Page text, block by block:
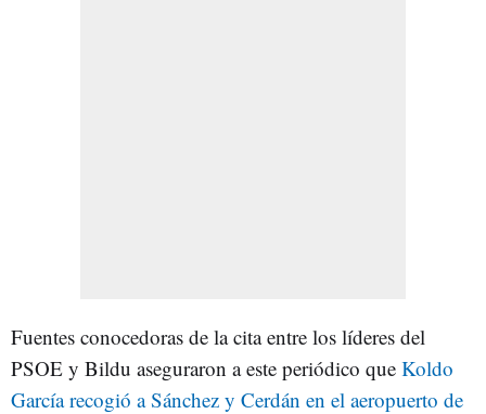
Fuentes conocedoras de la cita entre los líderes del
PSOE y Bildu aseguraron a este periódico que Koldo
García recogió a Sánchez y Cerdán en el aeropuerto de